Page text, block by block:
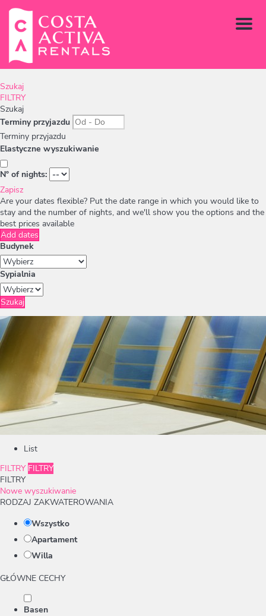
Menu
Szukaj
FILTRY
Szukaj
Terminy przyjazdu
Terminy przyjazdu
Elastyczne wyszukiwanie
Nº of nights:
Zapisz
Are your dates flexible? Put the date range in which you would like to
stay and the number of nights, and we'll show you the options and the
best prices available
Add dates
Budynek
Sypialnia
Szukaj
List
FILTRY FILTRY
FILTRY
Nowe wyszukiwanie
RODZAJ ZAKWATEROWANIA
Wszystko
Apartament
Willa
GŁÓWNE CECHY
Basen